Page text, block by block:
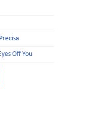
Off You